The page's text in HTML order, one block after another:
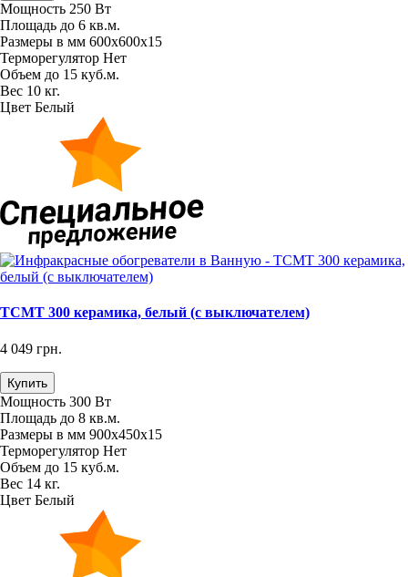
Мощность 250 Вт
Площадь до 6 кв.м.
Размеры в мм 600х600х15
Терморегулятор Нет
Объем до 15 куб.м.
Вес 10 кг.
Цвет Белый
TCMT 300 керамика, белый (с выключателем)
4 049 грн.
Купить
Мощность 300 Вт
Площадь до 8 кв.м.
Размеры в мм 900х450х15
Терморегулятор Нет
Объем до 15 куб.м.
Вес 14 кг.
Цвет Белый